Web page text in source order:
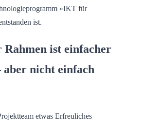
»IKT für
ist.
Rahmen ist einfacher
aber nicht einfach
etwas Erfreuliches